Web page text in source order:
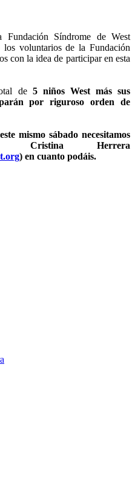
Síndrome de West
voluntarios de la Fundación
con la idea de participar en esta
de 5 niños West más sus
por riguroso orden de
mismo sábado necesitamos
Herrera
) en cuanto podáis.